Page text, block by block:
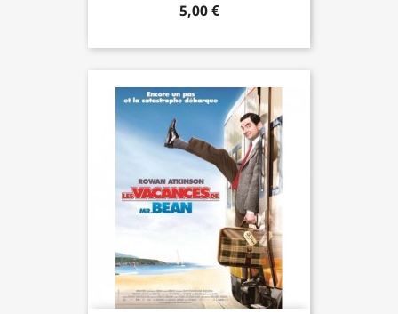
5,00 €